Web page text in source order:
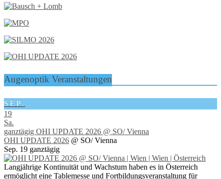
Augenoptik Veranstaltungen
SEP.
19
Sa.
ganztägig OHI UPDATE 2026 @ SO/ Vienna
OHI UPDATE 2026 @ SO/ Vienna
Sep. 19 ganztägig
Langjährige Kontinuität und Wachstum haben es in Österreich
ermöglicht eine Tablemesse und Fortbildungsveranstaltung für